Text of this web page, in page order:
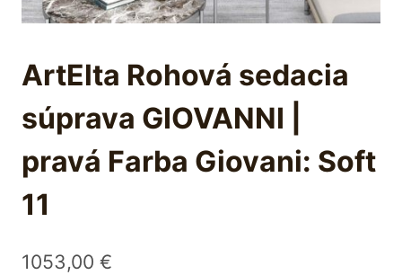
ArtElta Rohová sedacia
súprava GIOVANNI |
pravá Farba Giovani: Soft
11
1053,00 €